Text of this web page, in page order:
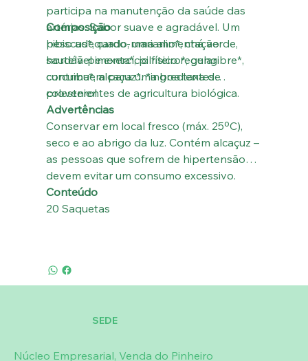
participa na manutenção da saúde das
artérias. Sabor suave e agradável. Um
peso adequado, uma alimentação
saudável e exercício físico regular
contribuem para uma boa taxa de
colesterol.
Composição
hibiscus*, cardo-mariamo*, chá verde,
hortelã-pimenta*, pilriteiro*, gengibre*,
curcuma*, alcaçuz*. *ingredientes
provenientes de agricultura biológica.
Advertências
Conservar em local fresco (máx. 25ºC),
seco e ao abrigo da luz. Contém alcaçuz –
as pessoas que sofrem de hipertensão
devem evitar um consumo excessivo.
Conteúdo
20 Saquetas
Núcleo Empresarial, Venda do Pinheiro
SEDE